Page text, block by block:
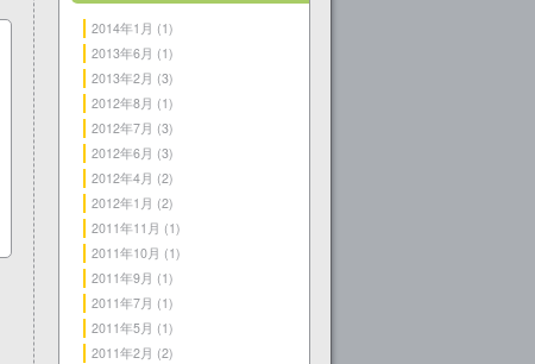
2014年1月 (1)
2013年6月 (1)
2013年2月 (3)
2012年8月 (1)
2012年7月 (3)
2012年6月 (3)
2012年4月 (2)
2012年1月 (2)
2011年11月 (1)
2011年10月 (1)
2011年9月 (1)
2011年7月 (1)
2011年5月 (1)
2011年2月 (2)